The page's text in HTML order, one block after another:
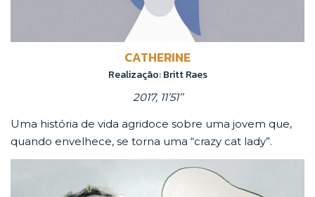
CATHERINE
Realização: Britt Raes
2017, 11’51’’
Uma história de vida agridoce sobre uma jovem que,
quando envelhece, se torna uma “crazy cat lady”.